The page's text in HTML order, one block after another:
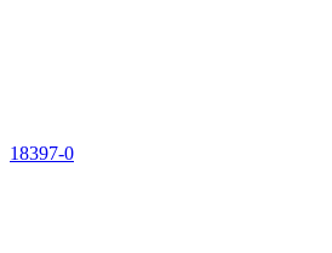
18397-0